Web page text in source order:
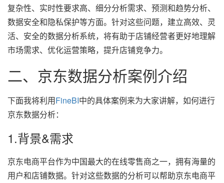
复杂性、实时性要求高、细分分析需求、预测和趋势分析、
数据安全和隐私保护等方面。针对这些问题，建立高效、灵
活、安全的数据分析系统，将有助于店铺经营者更好地理解
市场需求、优化运营策略，提升店铺竞争力。
二、京东数据分析案例介绍
下面我将利用FineBI中的具体案例来为大家讲解，如何进行
京东数据分析：
1.背景&需求
京东电商平台作为中国最大的在线零售商之一，拥有海量的
用户和店铺数据。针对这些数据的分析可以帮助京东电商平